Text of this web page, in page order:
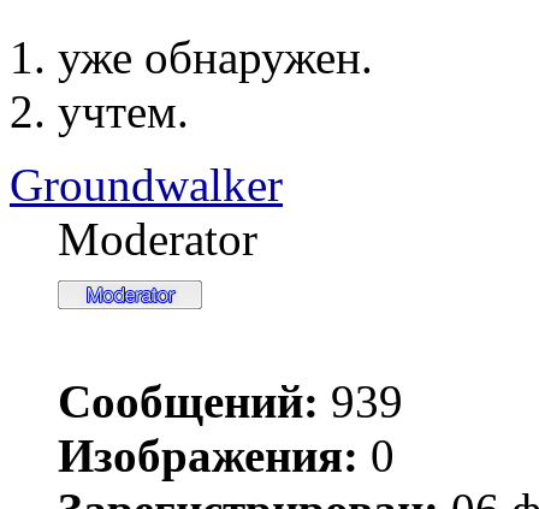
1. уже обнаружен.
2. учтем.
Groundwalker
Moderator
Сообщений: 939
Изображения: 0